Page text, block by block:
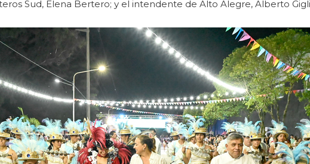
Sud, Elena Bertero; y el intendente de Alto Alegre, Alberto